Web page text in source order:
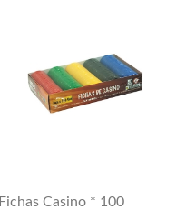
Fichas Casino * 100